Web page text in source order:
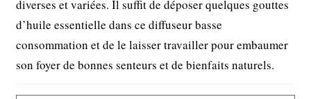
diverses et variées. Il suffit de déposer quelques gouttes
d’huile essentielle dans ce diffuseur basse
consommation et de le laisser travailler pour embaumer
son foyer de bonnes senteurs et de bienfaits naturels.